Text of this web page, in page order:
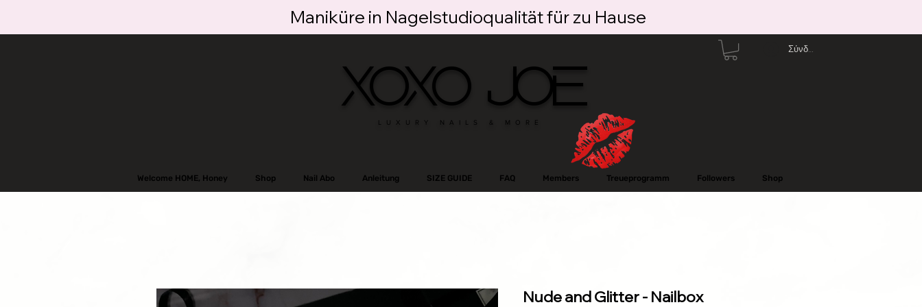
Maniküre in Nagelstudioqualität für zu Hause
XOXO JOE
LUXURY NAILS & MORE
Σύνδεση
Welcome HOME, Honey Shop Nail Abo Anleitung SIZE GUIDE FAQ Members Treueprogramm Followers Shop
Nude and Glitter - Nailbox